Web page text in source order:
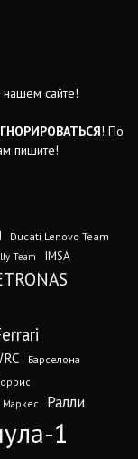
сайте!
! По
пишите!
Ducati Lenovo Team
Team IMSA
Барселона
Маркес Ралли
1